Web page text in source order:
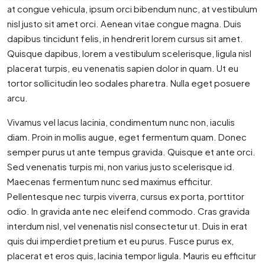
at congue vehicula, ipsum orci bibendum nunc, at vestibulum
nisl justo sit amet orci. Aenean vitae congue magna. Duis
dapibus tincidunt felis, in hendrerit lorem cursus sit amet.
Quisque dapibus, lorem a vestibulum scelerisque, ligula nisl
placerat turpis, eu venenatis sapien dolor in quam. Ut eu
tortor sollicitudin leo sodales pharetra. Nulla eget posuere
arcu.
Vivamus vel lacus lacinia, condimentum nunc non, iaculis
diam. Proin in mollis augue, eget fermentum quam. Donec
semper purus ut ante tempus gravida. Quisque et ante orci.
Sed venenatis turpis mi, non varius justo scelerisque id.
Maecenas fermentum nunc sed maximus efficitur.
Pellentesque nec turpis viverra, cursus ex porta, porttitor
odio. In gravida ante nec eleifend commodo. Cras gravida
interdum nisl, vel venenatis nisl consectetur ut. Duis in erat
quis dui imperdiet pretium et eu purus. Fusce purus ex,
placerat et eros quis, lacinia tempor ligula. Mauris eu efficitur